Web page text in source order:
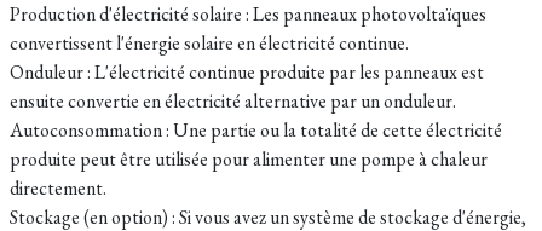
Production d'électricité solaire : Les panneaux photovoltaïques
convertissent l'énergie solaire en électricité continue.
Onduleur : L'électricité continue produite par les panneaux est
ensuite convertie en électricité alternative par un onduleur.
Autoconsommation : Une partie ou la totalité de cette électricité
produite peut être utilisée pour alimenter une pompe à chaleur
directement.
Stockage (en option) : Si vous avez un système de stockage d'énergie,